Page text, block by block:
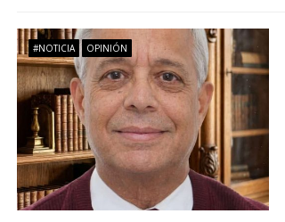
ó
n
d
e
e
#NOTICIA OPINIÓN